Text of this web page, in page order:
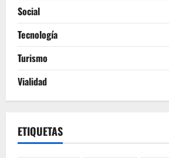
Social
Tecnología
Turismo
Vialidad
ETIQUETAS